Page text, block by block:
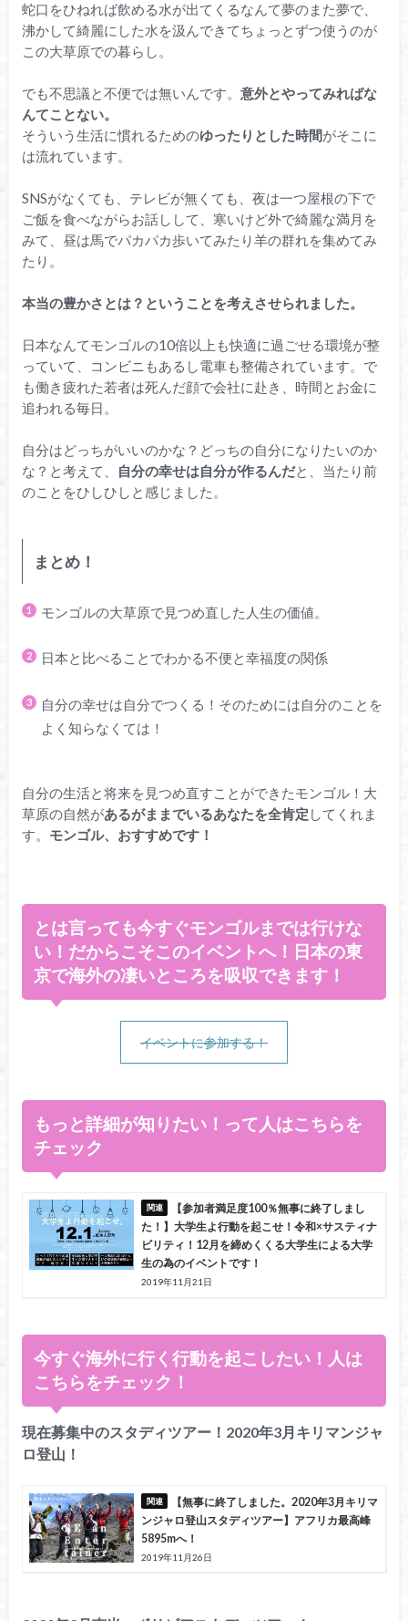
蛇口をひねれば飲める水が出てくるなんて夢のまた夢で、
沸かして綺麗にした水を汲んできてちょっとずつ使うのが
この大草原での暮らし。
でも不思議と不便では無いんです。 意外とやってみればな
んてことない。
そういう生活に慣れるためのゆったりとした時間がそこに
は流れています。
SNSがなくても、テレビが無くても、夜は一つ屋根の下で
ご飯を食べながらお話しして、寒いけど外で綺麗な満月を
みて、昼は馬でパカパカ歩いてみたり羊の群れを集めてみ
たり。
本当の豊かさとは？ということを考えさせられました。
日本なんてモンゴルの10倍以上も快適に過ごせる環境が整
っていて、コンビニもあるし電車も整備されています。で
も働き疲れた若者は死んだ顔で会社に赴き、時間とお金に
追われる毎日。
自分はどっちがいいのかな？どっちの自分になりたいのか
な？と考えて、
自分の幸せは自分が作るんだと、当たり前
のことをひしひしと感じました。
まとめ！
モンゴルの大草原で見つめ直した人生の価値。
日本と比べることでわかる不便と幸福度の関係
自分の幸せは自分でつくる！そのためには自分のことを
よく知らなくては！
自分の生活と将来を見つめ直すことができたモンゴル！大
草原の自然があるがままでいるあなたを全肯定 してくれま
す。 モンゴル、おすすめです！
とは言っても今すぐモンゴルまでは行けな
い！だからこそこのイベントへ！日本の東
京で海外の凄いところを吸収できます！
イベントに参加する！
もっと詳細が知りたい！って人はこちらを
チェック
【参加者満足度100％無事に終了しまし
た！】大学生よ行動を起こせ！令和×サスティナ
ビリティ！12月を締めくくる大学生による大学
生の為のイベントです！
2019年11月21日
今すぐ海外に行く行動を起こしたい！人は
こちらをチェック！
現在募集中のスタディツアー！2020年3月キリマンジャ
ロ登山！
【無事に終了しました。2020年3月キリマ
ンジャロ登山スタディツアー】アフリカ最高峰
5895mへ！
2019年11月26日